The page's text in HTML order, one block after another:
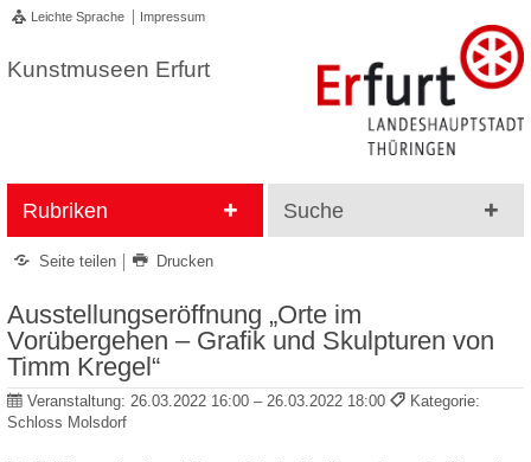
Leichte Sprache Impressum
Kunstmuseen Erfurt
Rubriken Suche
Seite teilen Drucken
Ausstellungseröffnung „Orte im
Vorübergehen – Grafik und Skulpturen von
Timm Kregel“
Veranstaltung: 26.03.2022 16:00 – 26.03.2022 18:00
Kategorie:
Schloss Molsdorf